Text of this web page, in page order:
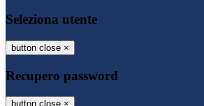
Seleziona utente
button close ×
Recupero password
button close ×